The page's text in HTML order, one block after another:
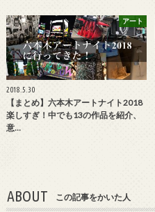
アート
2018.5.30
【まとめ】六本木アートナイト2018
楽しすぎ！中でも13の作品を紹介、
意…
ABOUT この記事をかいた人